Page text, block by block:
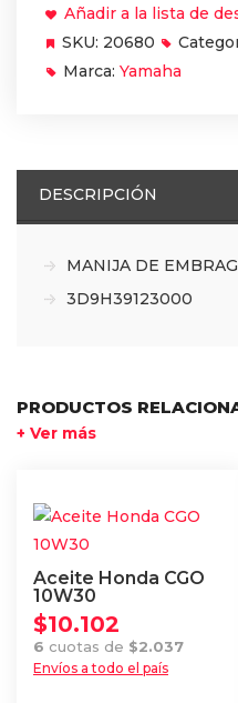
Añadir a la lista de
SKU: 20680
Marca: Yamaha
DESCRIPCIÓN
MANIJA DE
3D9H39123000
PRODUCTOS
+ Ver más
Aceite Honda CGO
10W30
Envíos a todo el país
$10.102
6 cuotas de $2.037